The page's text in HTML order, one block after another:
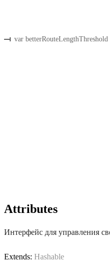
var betterRouteLengthThreshold
Attributes
Интерфейс для управления
Extends: Hashable